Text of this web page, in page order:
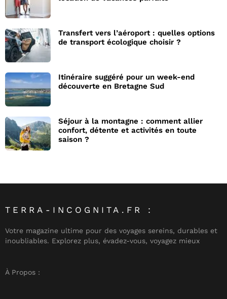
Transfert vers l’aéroport : quelles options
de transport écologique choisir ?
Itinéraire suggéré pour un week-end
découverte en Bretagne Sud
Séjour à la montagne : comment allier
confort, détente et activités en toute
saison ?
TERRA-INCOGNITA.FR :
Votre magazine ultime pour des voyages sereins, durables et
inoubliables. Explorez plus, évadez-vous, voyagez mieux
À Propos :